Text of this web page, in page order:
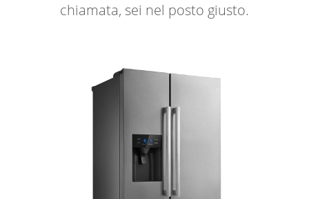
chiamata, sei nel posto giusto.